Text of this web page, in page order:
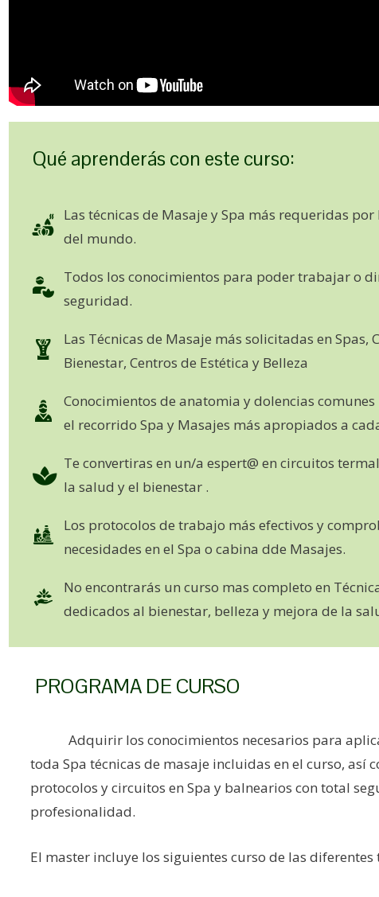
Qué aprenderás con este curso:
Las técnicas de Masaje y Spa más requeridas
del mundo.
Todos los conocimientos para poder trabajar o
seguridad.
Las Técnicas de Masaje más solicitadas en Spas,
Bienestar, Centros de Estética y Belleza
Conocimientos de anatomia y dolencias
el recorrido Spa y Masajes más apropiados a
Te convertiras en un/a espert@ en circuitos
la salud y el bienestar .
Los protocolos de trabajo más efectivos y
necesidades en el Spa o cabina dde Masajes.
No encontrarás un curso mas completo en
dedicados al bienestar, belleza y mejora de la
PROGRAMA DE CURSO
Adquirir los conocimientos necesarios para
toda Spa técnicas de masaje incluidas en el curso, así
protocolos y circuitos en Spa y balnearios con total
profesionalidad.
El master incluye los siguientes curso de las diferentes